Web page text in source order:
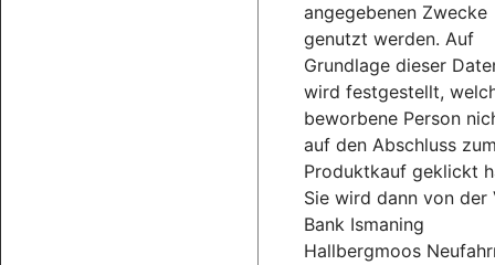
angegebenen Zwecke
genutzt werden. Auf
Grundlage dieser
wird festgestellt,
beworbene Person
auf den Abschluss
Produktkauf geklickt
Sie wird dann von der
Bank Ismaning
Hallbergmoos